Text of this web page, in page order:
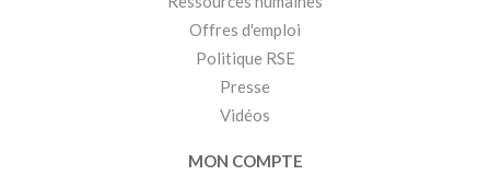
Offres d'emploi
Politique RSE
Presse
Vidéos
MON COMPTE